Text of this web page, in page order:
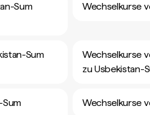
Sum
Wechselkurse
Sum
Wechselkurse
zu Usbekistan-
Wechselkurse